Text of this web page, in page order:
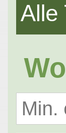
Alle
Wo